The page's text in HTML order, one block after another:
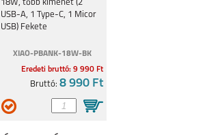
18W, több kimenet (2
USB-A, 1 Type-C, 1 Micor
USB) Fekete
XIAO-PBANK-18W-BK
Eredeti bruttó: 9 990 Ft
Bruttó: 8 990 Ft